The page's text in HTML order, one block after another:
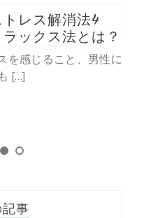
レス解消法4
ックス法とは？
を感じること、男性に
[…]
事